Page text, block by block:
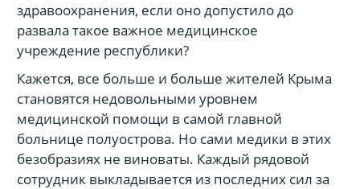
здравоохранения, если оно допустило до
развала такое важное медицинское
учреждение республики?
Кажется, все больше и больше жителей Крыма
становятся недовольными уровнем
медицинской помощи в самой главной
больнице полуострова. Но сами медики в этих
безобразиях не виноваты. Каждый рядовой
сотрудник выкладывается из последних сил за